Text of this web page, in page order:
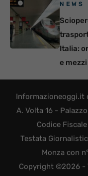
NEWS
Italia:
e
Informazioneoggi.it
A. Volta 16 -
Codice
Testata
Monza con
Copyright ©2026